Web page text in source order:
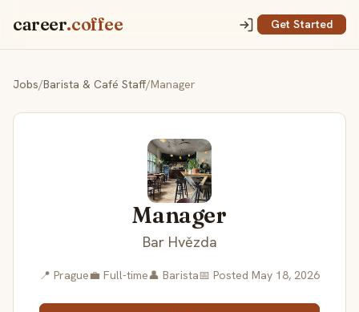
career.coffee Get Started
Jobs/Barista & Café Staff/Manager
Manager
Bar Hvězda
📍 Prague💼 Full-time👤 Barista📅 Posted May 18, 2026